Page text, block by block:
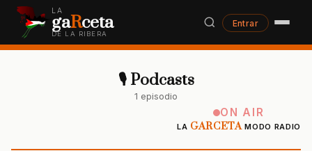
LA
gaRceta
DE LA RIBERA
Entrar
🎙 Podcasts
1 episodio
ON AIR
LA GARCETAMODO RADIO